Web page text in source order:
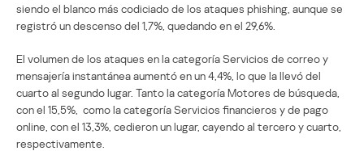
siendo el blanco más codiciado de los ataques phishing, aunque se
registró un descenso del 1,7%, quedando en el 29,6%.
El volumen de los ataques en la categoría Servicios de correo y
mensajería instantánea aumentó en un 4,4%, lo que la llevó del
cuarto al segundo lugar. Tanto la categoría Motores de búsqueda,
con el 15,5%, como la categoría Servicios financieros y de pago
online, con el 13,3%, cedieron un lugar, cayendo al tercero y cuarto,
respectivamente.